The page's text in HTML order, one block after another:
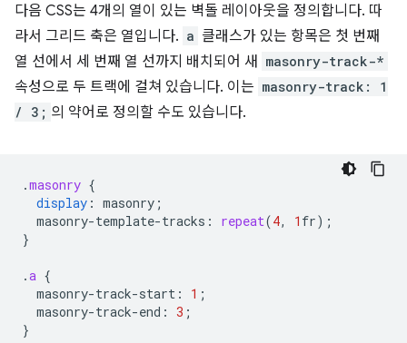
다음 CSS는 4개의 열이 있는 벽돌 레이아웃을 정의합니다. 따
라서 그리드 축은 열입니다. a 클래스가 있는 항목은 첫 번째
열 선에서 세 번째 열 선까지 배치되어 새
masonry-track-*
속성으로 두 트랙에 걸쳐 있습니다. 이는 masonry-track: 1
/ 3; 의 약어로 정의할 수도 있습니다.
.masonry {
display : masonry ;
masonry-template-tracks : repeat(4, 1 fr);
}
.a {
masonry-track-start : 1 ;
masonry-track-end : 3 ;
}